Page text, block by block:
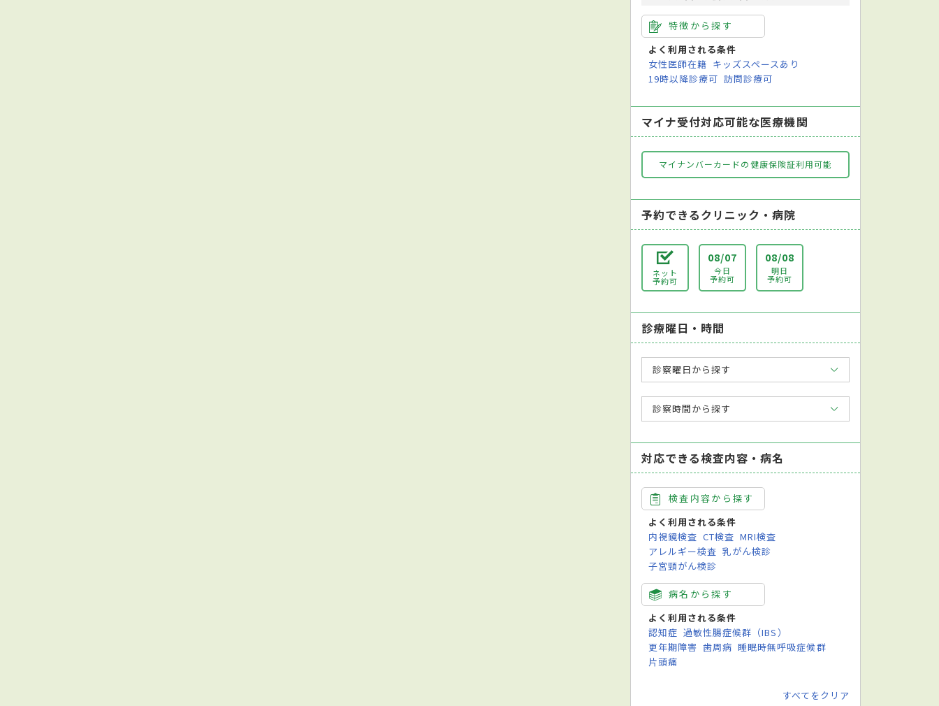
特徴から探す
よく利用される条件
女性医師在籍 キッズスペースあり
19時以降診療可 訪問診療可
マイナ受付対応可能な医療機関
マイナンバーカードの健康保険証利用可能
予約できるクリニック・病院
ネット
予約可
08/07
今日
予約可
08/08
明日
予約可
診療曜日・時間
診察曜日から探す
診察時間から探す
対応できる検査内容・病名
検査内容から探す
よく利用される条件
内視鏡検査 CT検査 MRI検査
アレルギー検査 乳がん検診
子宮頸がん検診
病名から探す
よく利用される条件
認知症 過敏性腸症候群（IBS）
更年期障害 歯周病 睡眠時無呼吸症候群
片頭痛
すべてをクリア